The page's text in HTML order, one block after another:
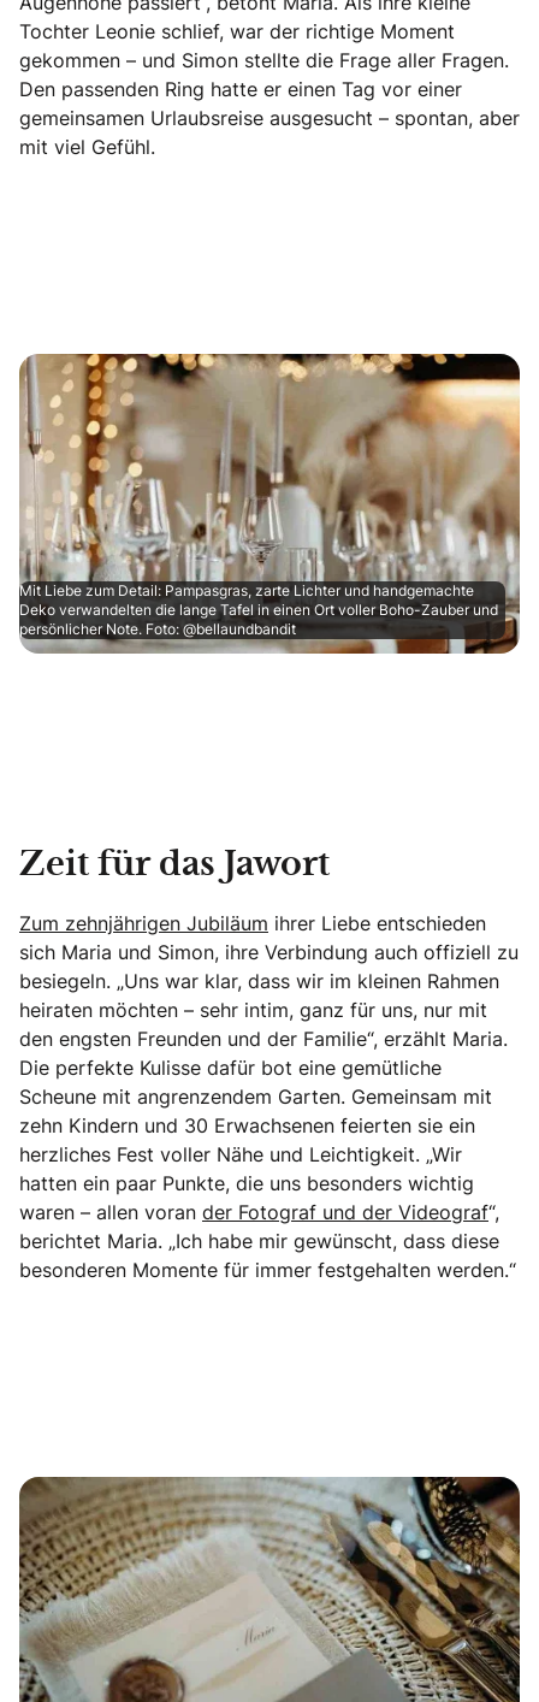
Tochter Leonie schlief, war der richtige Moment
gekommen – und Simon stellte die Frage aller Fragen.
Den passenden Ring hatte er einen Tag vor einer
gemeinsamen Urlaubsreise ausgesucht – spontan, aber
mit viel Gefühl.
Mit Liebe zum Detail: Pampasgras, zarte Lichter und handgemachte
Deko verwandelten die lange Tafel in einen Ort voller Boho-Zauber und
persönlicher Note. Foto: @bellaundbandit
Zeit für das Jawort
Zum zehnjährigen Jubiläum ihrer Liebe entschieden
sich Maria und Simon, ihre Verbindung auch offiziell zu
besiegeln. „Uns war klar, dass wir im kleinen Rahmen
heiraten möchten – sehr intim, ganz für uns, nur mit
den engsten Freunden und der Familie“, erzählt Maria.
Die perfekte Kulisse dafür bot eine gemütliche
Scheune mit angrenzendem Garten. Gemeinsam mit
zehn Kindern und 30 Erwachsenen feierten sie ein
herzliches Fest voller Nähe und Leichtigkeit. „Wir
hatten ein paar Punkte, die uns besonders wichtig
waren – allen voran der Fotograf und der Videograf“,
berichtet Maria. „Ich habe mir gewünscht, dass diese
besonderen Momente für immer festgehalten werden.“